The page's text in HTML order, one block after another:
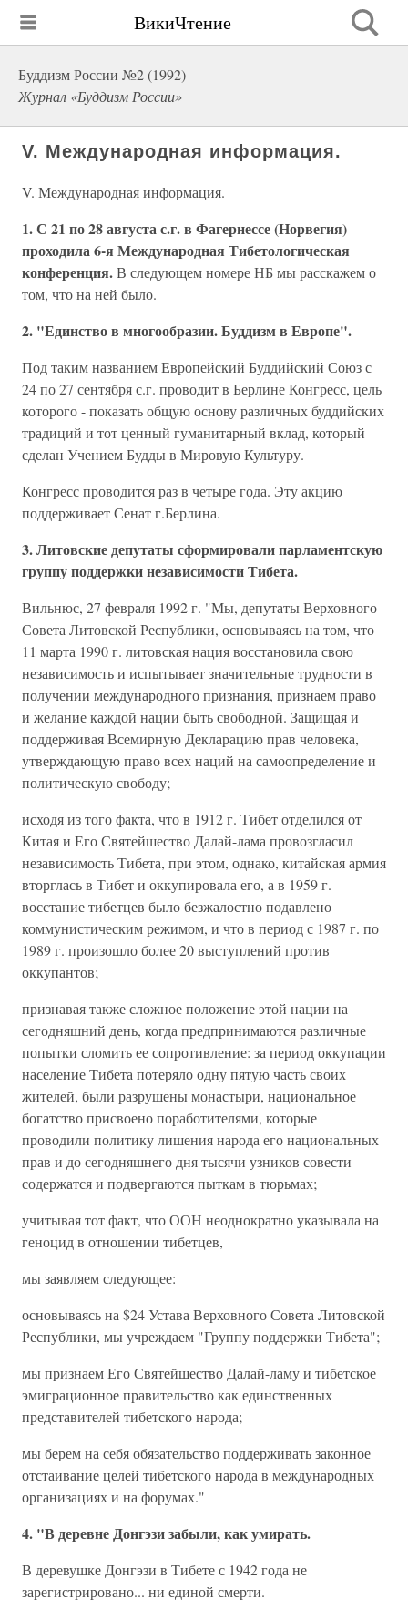
ВикиЧтение
Буддизм России №2 (1992)
Журнал «Буддизм России»
V. Международная информация.
V. Международная информация.
1. С 21 по 28 августа с.г. в Фагернессе (Норвегия)
проходила 6-я Международная Тибетологическая
конференция.В следующем номере НБ мы расскажем о
том, что на ней было.
2. "Единство в многообразии. Буддизм в Европе".
Под таким названием Европейский Буддийский Союз с
24 по 27 сентября с.г. проводит в Берлине Конгресс, цель
которого - показать общую основу различных буддийских
традиций и тот ценный гуманитарный вклад, который
сделан Учением Будды в Мировую Культуру.
Конгресс проводится раз в четыре года. Эту акцию
поддерживает Сенат г.Берлина.
3. Литовские депутаты сформировали парламентскую
группу поддержки независимости Тибета.
Вильнюс, 27 февраля 1992 г. "Мы, депутаты Верховного
Совета Литовской Республики, основываясь на том, что
11 марта 1990 г. литовская нация восстановила свою
независимость и испытывает значительные трудности в
получении международного признания, признаем право
и желание каждой нации быть свободной. Защищая и
поддерживая Всемирную Декларацию прав человека,
утверждающую право всех наций на самоопределение и
политическую свободу;
исходя из того факта, что в 1912 г. Тибет отделился от
Китая и Его Святейшество Далай-лама провозгласил
независимость Тибета, при этом, однако, китайская армия
вторглась в Тибет и оккупировала его, а в 1959 г.
восстание тибетцев было безжалостно подавлено
коммунистическим режимом, и что в период с 1987 г. по
1989 г. произошло более 20 выступлений против
оккупантов;
признавая также сложное положение этой нации на
сегодняшний день, когда предпринимаются различные
попытки сломить ее сопротивление: за период оккупации
население Тибета потеряло одну пятую часть своих
жителей, были разрушены монастыри, национальное
богатство присвоено поработителями, которые
проводили политику лишения народа его национальных
прав и до сегодняшнего дня тысячи узников совести
содержатся и подвергаются пыткам в тюрьмах;
учитывая тот факт, что ООН неоднократно указывала на
геноцид в отношении тибетцев,
мы заявляем следующее:
основываясь на $24 Устава Верховного Совета Литовской
Республики, мы учреждаем "Группу поддержки Тибета";
мы признаем Его Святейшество Далай-ламу и тибетское
эмиграционное правительство как единственных
представителей тибетского народа;
мы берем на себя обязательство поддерживать законное
отстаивание целей тибетского народа в международных
организациях и на форумах."
4. "В деревне Донгэзи забыли, как умирать.
В деревушке Донгэзи в Тибете с 1942 года не
зарегистрировано... ни единой смерти.